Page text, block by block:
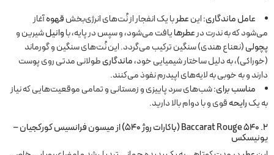
عامل ماندگاری:اینعطربا یک انفجار از نُت‌های انرژی‌بخشقهوهآغاز
می‌شود که به ندرت درعطرهایافت می‌شود، و سپس در پایه، باوانیلشیرین و
پچولی(نعناع هندی) سنگین ترکیب می‌گردد. این نُت‌های سنگین و گورماند
(خوراکی)، به دلیل ساختار شیمیایی خود،ماندگاریطولانی مدتی روی پوست
دارند و به خوبی به لایه‌های اپیدرم نفوذ می‌کنند.
مناسب برای:شب‌های سرد پاییزی و زمستانی و تمامی موقعیت‌هایی که نیاز
به یکرایحهقوی و با دوام بالا دارید.
۲. Baccarat Rouge 540 (باکارات روژ ۵۴۰) از میسون فرانسیس کورکجیان –
یونیسکس